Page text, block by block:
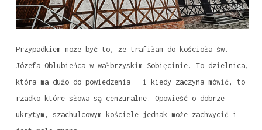
Przypadkiem może być to, że trafiłam do kościoła św.
Józefa Oblubieńca w wałbrzyskim Sobięcinie. To dzielnica,
która ma dużo do powiedzenia – i kiedy zaczyna mówić, to
rzadko które słowa są cenzuralne. Opowieść o dobrze
ukrytym, szachulcowym kościele jednak może zachwycić i